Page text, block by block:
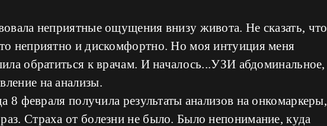
неприятные ощущения внизу живота. Не сказать, что
неприятно и дискомфортно. Но моя интуиция меня
обратиться к врачам. И началось...УЗИ абдоминальное,
на анализы.
8 февраля получила результаты анализов на онкомаркеры,
Страха от болезни не было. Было непонимание, куда